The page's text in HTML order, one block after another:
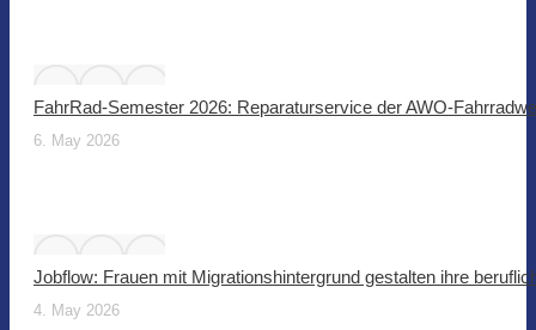
FahrRad-Semester 2026: Reparaturservice der AWO-
6. May 2026
Jobflow: Frauen mit Migrationshintergrund gestalten ihre
4. May 2026